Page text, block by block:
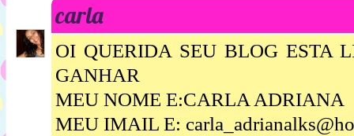
carla
OI QUERIDA SEU BLOG ESTA
GANHAR
MEU NOME E:CARLA ADRIANA
MEU IMAIL E: